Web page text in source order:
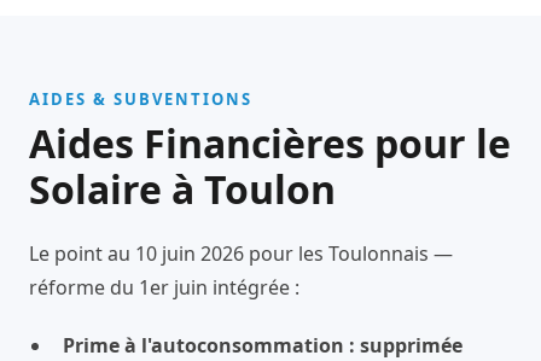
AIDES & SUBVENTIONS
Aides Financières pour le
Solaire à Toulon
Le point au 10 juin 2026 pour les Toulonnais —
réforme du 1er juin intégrée :
Prime à l'autoconsommation : supprimée